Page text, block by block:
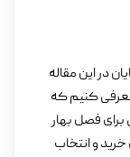
در این مقاله
معرفی کنیم که
برای فصل بهار
خرید و انتخاب